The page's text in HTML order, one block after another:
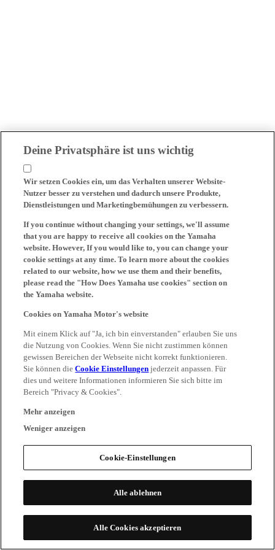
Deine Privatsphäre ist uns wichtig
Wir setzen Cookies ein, um das Verhalten unserer Website-
Nutzer besser zu verstehen und dadurch unsere Produkte,
Dienstleistungen und Marketingbemühungen zu verbessern.
If you continue without changing your settings, we'll assume
that you are happy to receive all cookies on the Yamaha
website. However, If you would like to, you can change your
cookie settings at any time. To learn more about the cookies
related to our website, how we use them and their benefits,
please read the "How Does Yamaha use cookies" section on
the Yamaha website.
Cookies on Yamaha Motor's website
Mit einem Klick auf "Ja, ich bin einverstanden" erlauben Sie uns
die Nutzung von Cookies. Wenn Sie nicht zustimmen können
gewissen Bereichen der Webseite nicht korrekt funktionieren.
Sie können dieCookie Einstellungen jederzeit anpassen. Für
dies und weitere Informationen informieren Sie sich bitte im
Bereich "Privacy & Cookies".
Mehr anzeigen
Weniger anzeigen
Cookie-Einstellungen
Alle ablehnen
Alle Cookies akzeptieren